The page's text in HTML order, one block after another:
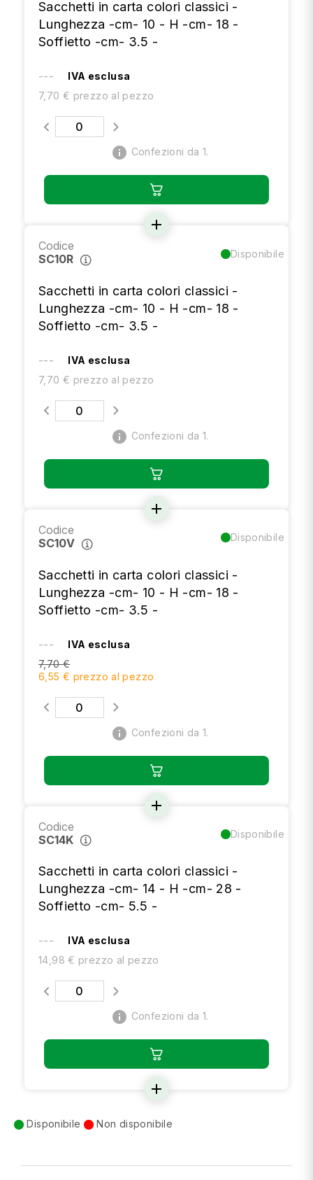
Sacchetti in carta colori classici -
Lunghezza -cm- 10 - H -cm- 18 -
Soffietto -cm- 3.5 -
---
IVA esclusa
7,70 € prezzo al pezzo
info Confezioni da 1.
add
Codice
SC10R
Disponibile
Sacchetti in carta colori classici -
Lunghezza -cm- 10 - H -cm- 18 -
Soffietto -cm- 3.5 -
---
IVA esclusa
7,70 € prezzo al pezzo
info Confezioni da 1.
add
Codice
SC10V
Disponibile
Sacchetti in carta colori classici -
Lunghezza -cm- 10 - H -cm- 18 -
Soffietto -cm- 3.5 -
---
IVA esclusa
7,70 €
6,55 € prezzo al pezzo
info Confezioni da 1.
add
Codice
SC14K
Disponibile
Sacchetti in carta colori classici -
Lunghezza -cm- 14 - H -cm- 28 -
Soffietto -cm- 5.5 -
---
IVA esclusa
14,98 € prezzo al pezzo
info Confezioni da 1.
add
Disponibile Non disponibile